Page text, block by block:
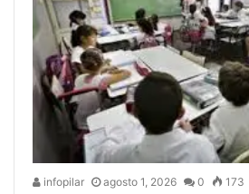
infopilar agosto 1, 2026 0 173